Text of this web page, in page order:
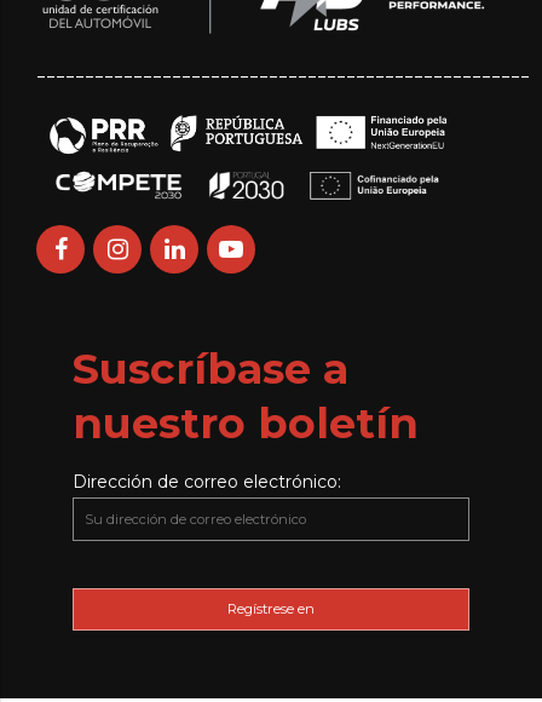
Suscríbase a
nuestro boletín
Dirección de correo electrónico: